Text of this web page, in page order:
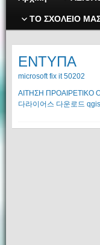
ΤΟ ΣΧΟΛΕΙΟ
ΕΝΤΥΠΑ
microsoft fix it 50202
ΑΙΤΗΣΗ
다라이어스 다운로드